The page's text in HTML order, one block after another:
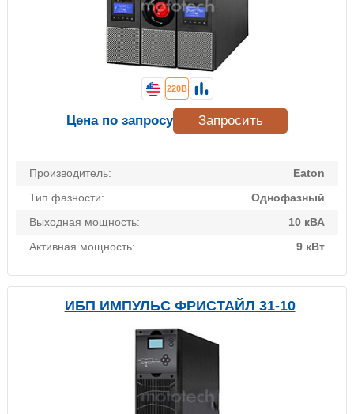
Производитель:
Eaton
Тип фазности:
Однофазный
Выходная мощность:
10 кВА
Активная мощность:
9 кВт
220В
Цена по запросу Запросить
ИБП ИМПУЛЬС ФРИСТАЙЛ 31-10